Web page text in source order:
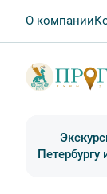
О компании
Петербургу